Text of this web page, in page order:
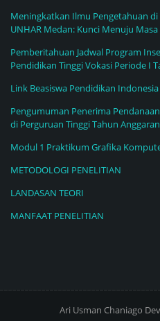
Meningkatkan Ilmu Pengetahuan
UNHAR Medan: Kunci Menuju
Pemberitahuan Jadwal Program
Pendidikan Tinggi Vokasi Periode I
Link Beasiswa Pendidikan
Pengumuman Penerima
di Perguruan Tinggi Tahun
Modul 1 Praktikum Grafika
METODOLOGI PENELITIAN
LANDASAN TEORI
MANFAAT PENELITIAN
Ari Usman Chaniago